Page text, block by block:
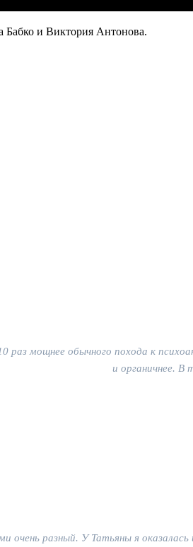
Бабко и Виктория Антонова.
раз мощнее обычного похода к
и органичнее.
очень разный. У Татьяны я